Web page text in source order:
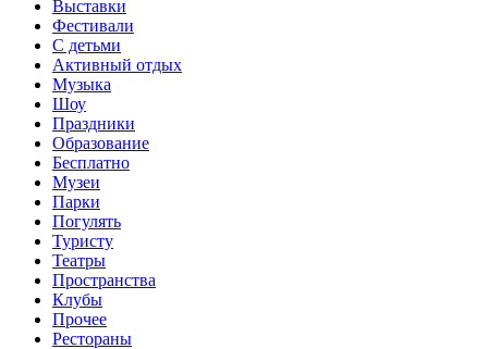
Выставки
Фестивали
С детьми
Активный отдых
Музыка
Шоу
Праздники
Образование
Бесплатно
Музеи
Парки
Погулять
Туристу
Театры
Пространства
Клубы
Прочее
Рестораны